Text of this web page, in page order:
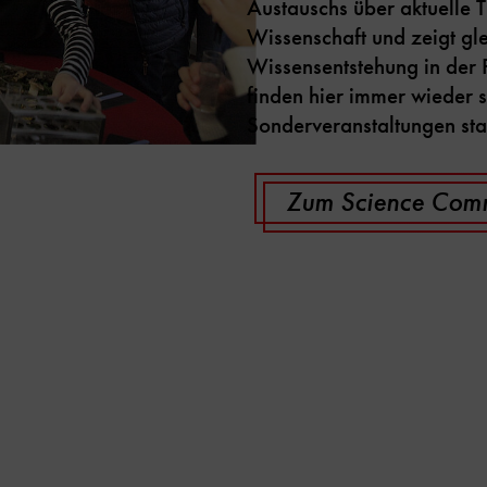
Austauschs über aktuelle
Wissenschaft und zeigt
Wissensentstehung in der
finden hier immer wieder
Sonderveranstaltungen
Zum Science